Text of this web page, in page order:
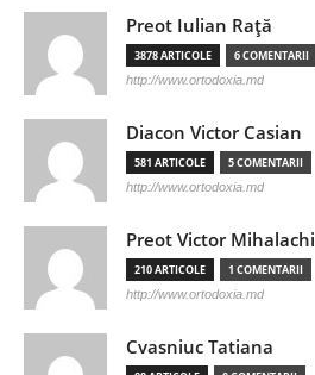
Preot Iulian Raţă
3878 ARTICOLE 6 COMENTARII
http://www.ortodoxia.md
Diacon Victor Casian
581 ARTICOLE 5 COMENTARII
http://www.ortodoxia.md
Preot Victor Mihalachi
210 ARTICOLE 1 COMENTARII
http://www.ortodoxia.md
Cvasniuc Tatiana